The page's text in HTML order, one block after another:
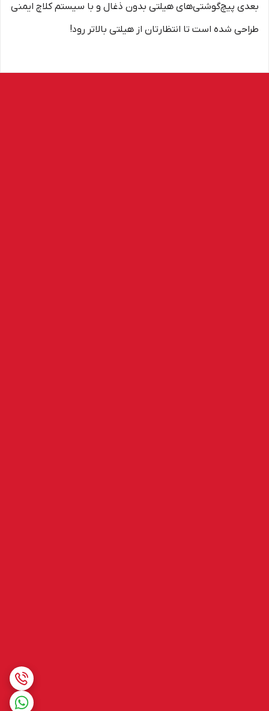
بعدی پیچ‌گوشتی‌های هیلتی بدون ذغال و با سیستم کلاچ ایمنی
طراحی شده است تا انتظارتان از هیلتی بالاتر رود!